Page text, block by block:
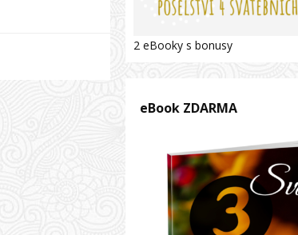
2 eBooky s bonusy
eBook ZDARMA